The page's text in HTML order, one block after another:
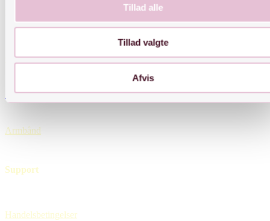
Tillad alle
Tillad valgte
Afvis
Øreringe
Halskæder
Armbånd
Support
Handelsbetingelser